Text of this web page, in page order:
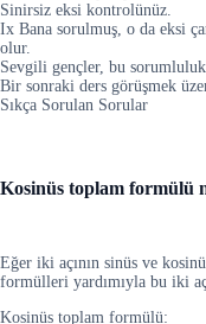
Sinirsiz eksi kontrolünüz.
Ix Bana sorulmuş, o da eksi
olur.
Sevgili gençler, bu
Bir sonraki ders görüşmek
Sıkça Sorulan Sorular
Kosinüs toplam formülü
Eğer iki açının sinüs ve
formülleri yardımıyla bu iki
Kosinüs toplam formülü: